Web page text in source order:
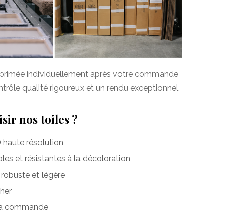
individuellement après votre commande
qualité rigoureux et un rendu exceptionnel.
nos toiles ?
haute résolution
et résistantes à la décoloration
et légère
commande